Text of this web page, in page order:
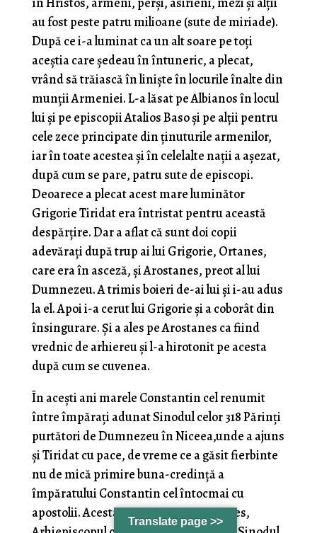
au fost peste patru milioane (sute de miriade).
După ce i-a luminat ca un alt soare pe toți
aceștia care ședeau în întuneric, a plecat,
vrând să trăiască în liniște în locurile înalte din
munții Armeniei. L-a lăsat pe Albianos în locul
lui și pe episcopii Atalios Baso și pe alții pentru
cele zece principate din ținuturile armenilor,
iar în toate acestea și în celelalte nații a așezat,
după cum se pare, patru sute de episcopi.
Deoarece a plecat acest mare luminător
Grigorie Tiridat era întristat pentru această
despărțire. Dar a aflat că sunt doi copii
adevărați după trup ai lui Grigorie, Ortanes,
care era în asceză, și Arostanes, preot al lui
Dumnezeu. A trimis boieri de-ai lui și i-au adus
la el. Apoi i-a cerut lui Grigorie și a coborât din
însingurare. Și a ales pe Arostanes ca fiind
vrednic de arhiereu și l-a hirotonit pe acesta
după cum se cuvenea.
În acești ani marele Constantin cel renumit
între împărați adunat Sinodul celor 318 Părinți
purtători de Dumnezeu în Niceea,unde a ajuns
și Tiridat cu pace, de vreme ce a găsit fierbinte
nu de mică primire buna-credință a
împăratului Constantin cel întocmai cu
apostolii. Acesta a trimis și pe Arostanes,
Translate page >>